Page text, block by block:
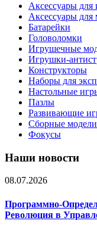
Аксессуары для
Аксессуары для
Батарейки
Головоломки
Игрушечные
Игрушки-
Конструкторы
Наборы для
Настольные
Пазлы
Развивающие
Сборные модели
Фокусы
Наши новости
08.07.2026
Программно-
Революция в